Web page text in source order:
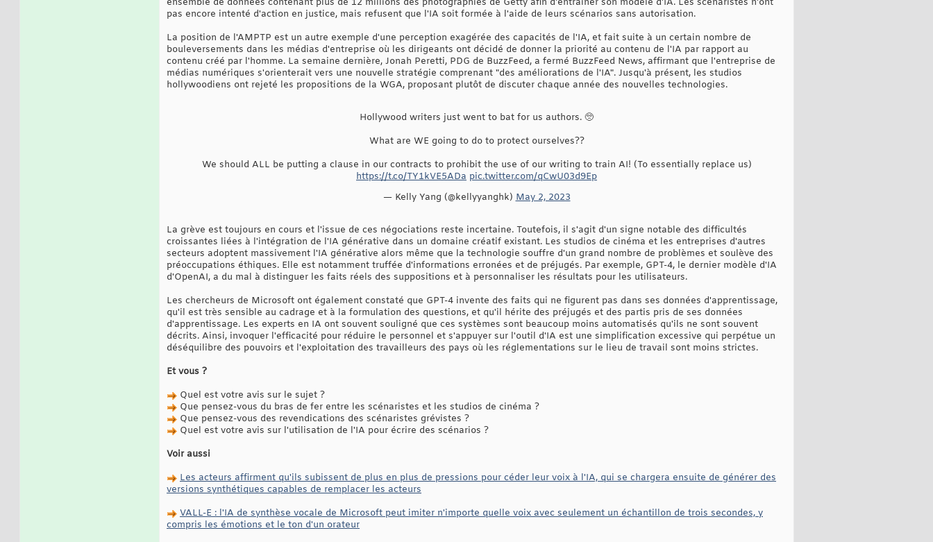
ensemble de données contenant plus de 12 millions des photographies de Getty afin d'entraîner son modèle d'IA. Les scénaristes n'ont
pas encore intenté d'action en justice, mais refusent que l'IA soit formée à l'aide de leurs scénarios sans autorisation.
La position de l'AMPTP est un autre exemple d'une perception exagérée des capacités de l'IA, et fait suite à un certain nombre de
bouleversements dans les médias d'entreprise où les dirigeants ont décidé de donner la priorité au contenu de l'IA par rapport au
contenu créé par l'homme. La semaine dernière, Jonah Peretti, PDG de BuzzFeed, a fermé BuzzFeed News, affirmant que l'entreprise de
médias numériques s'orienterait vers une nouvelle stratégie comprenant "des améliorations de l'IA". Jusqu'à présent, les studios
hollywoodiens ont rejeté les propositions de la WGA, proposant plutôt de discuter chaque année des nouvelles technologies.
Hollywood writers just went to bat for us authors. 🥺
What are WE going to do to protect ourselves??
We should ALL be putting a clause in our contracts to prohibit the use of our writing to train AI! (To essentially replace us)
https://t.co/TY1kVE5ADa pic.twitter.com/qCwU03d9Ep
— Kelly Yang (@kellyyanghk) May 2, 2023
La grève est toujours en cours et l'issue de ces négociations reste incertaine. Toutefois, il s'agit d'un signe notable des difficultés
croissantes liées à l'intégration de l'IA générative dans un domaine créatif existant. Les studios de cinéma et les entreprises d'autres
secteurs adoptent massivement l'IA générative alors même que la technologie souffre d'un grand nombre de problèmes et soulève des
préoccupations éthiques. Elle est notamment truffée d'informations erronées et de préjugés. Par exemple, GPT-4, le dernier modèle d'IA
d'OpenAI, a du mal à distinguer les faits réels des suppositions et à personnaliser les résultats pour les utilisateurs.
Les chercheurs de Microsoft ont également constaté que GPT-4 invente des faits qui ne figurent pas dans ses données d'apprentissage,
qu'il est très sensible au cadrage et à la formulation des questions, et qu'il hérite des préjugés et des partis pris de ses données
d'apprentissage. Les experts en IA ont souvent souligné que ces systèmes sont beaucoup moins automatisés qu'ils ne sont souvent
décrits. Ainsi, invoquer l'efficacité pour réduire le personnel et s'appuyer sur l'outil d'IA est une simplification excessive qui perpétue un
déséquilibre des pouvoirs et l'exploitation des travailleurs des pays où les réglementations sur le lieu de travail sont moins strictes.
Et vous ?
Quel est votre avis sur le sujet ?
Que pensez-vous du bras de fer entre les scénaristes et les studios de cinéma ?
Que pensez-vous des revendications des scénaristes grévistes ?
Quel est votre avis sur l'utilisation de l'IA pour écrire des scénarios ?
Voir aussi
Les acteurs affirment qu'ils subissent de plus en plus de pressions pour céder leur voix à l'IA, qui se chargera ensuite de générer des
versions synthétiques capables de remplacer les acteurs
VALL-E : l'IA de synthèse vocale de Microsoft peut imiter n'importe quelle voix avec seulement un échantillon de trois secondes, y
compris les émotions et le ton d'un orateur